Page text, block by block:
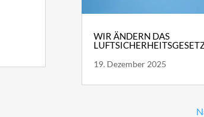
WIR ÄNDERN DAS
19. Dezember 2025